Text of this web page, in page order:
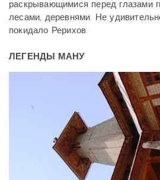
раскрывающимися перед глазами
лесами, деревнями. Не
покидало Рерихов.
ЛЕГЕНДЫ МАНУ